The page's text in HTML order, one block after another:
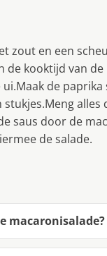
zout en een
de kooktijd van
de
saus door de
de salade.
macaronisalade?